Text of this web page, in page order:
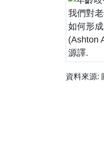
資料來源: